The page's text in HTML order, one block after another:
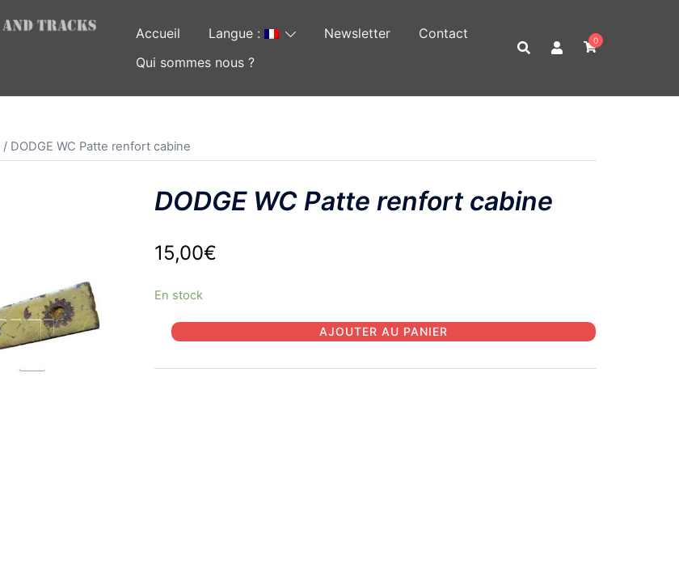
Accueil Langue : Newsletter
Contact
Qui sommes nous ?
0
/ DODGE WC Patte renfort cabine
DODGE WC Patte renfort cabine
15,00€
En stock
quantité
DODGE
AJOUTER AU PANIER